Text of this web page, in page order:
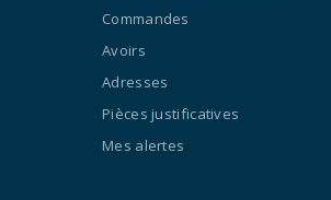
Commandes
Avoirs
Adresses
Pièces justificatives
Mes alertes